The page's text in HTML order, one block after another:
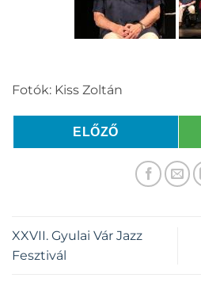
Fotók: Kiss Zoltán
ELŐZŐ
XXVII. Gyulai Vár Jazz
Fesztivál